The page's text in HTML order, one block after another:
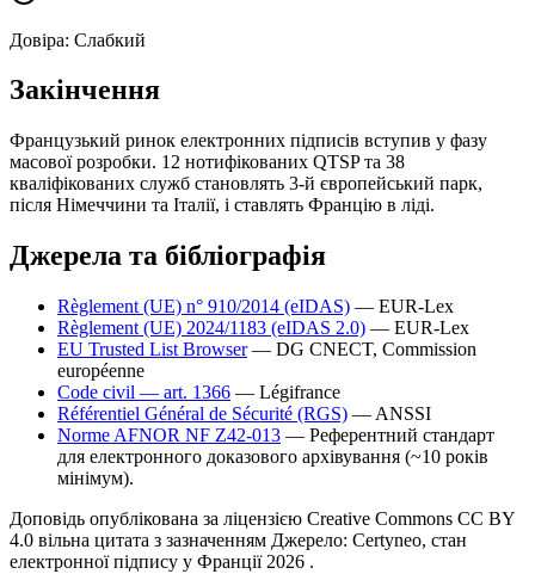
Довіра: Слабкий
Закінчення
Французький ринок електронних підписів вступив у фазу
масової розробки. 12 нотифікованих QTSP та 38
кваліфікованих служб становлять 3-й європейський парк,
після Німеччини та Італії, і ставлять Францію в ліді.
Джерела та бібліографія
Règlement (UE) n° 910/2014 (eIDAS) — EUR-Lex
Règlement (UE) 2024/1183 (eIDAS 2.0) — EUR-Lex
EU Trusted List Browser — DG CNECT, Commission
européenne
Code civil — art. 1366 — Légifrance
Référentiel Général de Sécurité (RGS) — ANSSI
Norme AFNOR NF Z42-013 — Референтний стандарт
для електронного доказового архівування (~10 років
мінімум).
Доповідь опублікована за ліцензією Creative Commons CC BY
4.0 вільна цитата з зазначенням Джерело: Certyneo, стан
електронної підпису у Франції 2026 .